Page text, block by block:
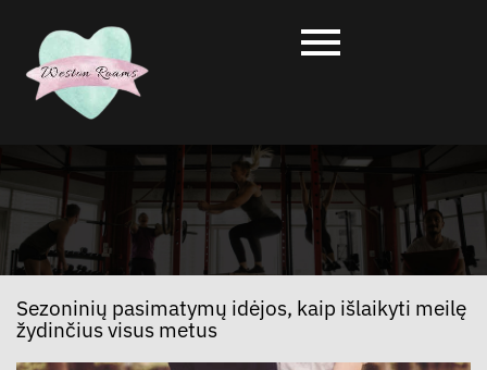
Sezoninių pasimatymų idėjos, kaip išlaikyti meilę
žydinčius visus metus